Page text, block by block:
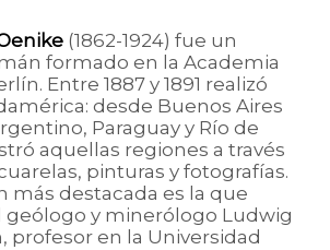
(1862-1924) fue un
formado en la Academia
Entre 1887 y 1891 realizó
desde Buenos Aires
Paraguay y Río de
aquellas regiones a través
pinturas y fotografías.
más destacada es la que
geólogo y minerólogo Ludwig
profesor en la Universidad